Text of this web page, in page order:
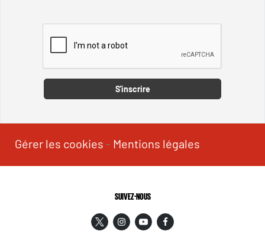
S'inscrire
Gérer les cookies - Mentions légales
SUIVEZ-NOUS